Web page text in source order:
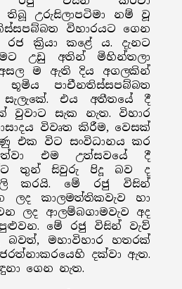
තිබූ උරුසිලාපටිමා නම් වූ
විහාරයට ගෙන
ක්‍රියා කළේ ය. දැනට
උඩු අතින් මිහින්තලා
ම ඇති දිය අගලකින්
පාචීනතිස්සපබ්බත
එය අතීතයේ දී
වුවාට සැක නැත. විහාර
විවෘත කිරීම, වෙසක්
එක විට සංවිධානය කර
එම උත්සවයේ දී
තුන් සිවුරු පිදූ බව ද
කරයි. මේ රජු විසින්
ලද කාලමත්තිකවැව හා
ලද ආලම්බගාමවැව අද
මේ රජු විසින් වැව්
මහාවිහාර හතරක්
දක්වා ඇත.
ගෙන නැත.